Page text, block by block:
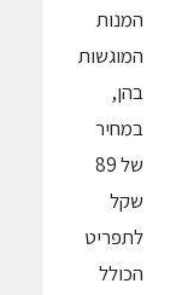
המנות
המוגשות
בהן,
במחיר
של 89
שקל
לתפריט
הכולל